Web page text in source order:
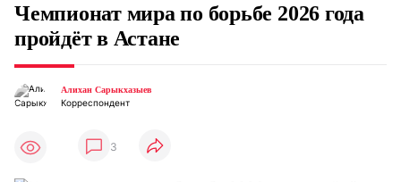
Чемпионат мира по борьбе 2026 года
пройдёт в Астане
Алихан Сарыкхазыев
Корреспондент
3